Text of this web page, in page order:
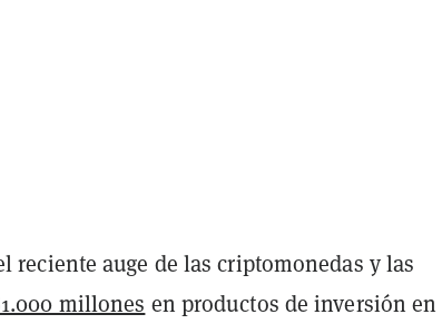
reciente auge de las criptomonedas y las
millones en productos de inversión en